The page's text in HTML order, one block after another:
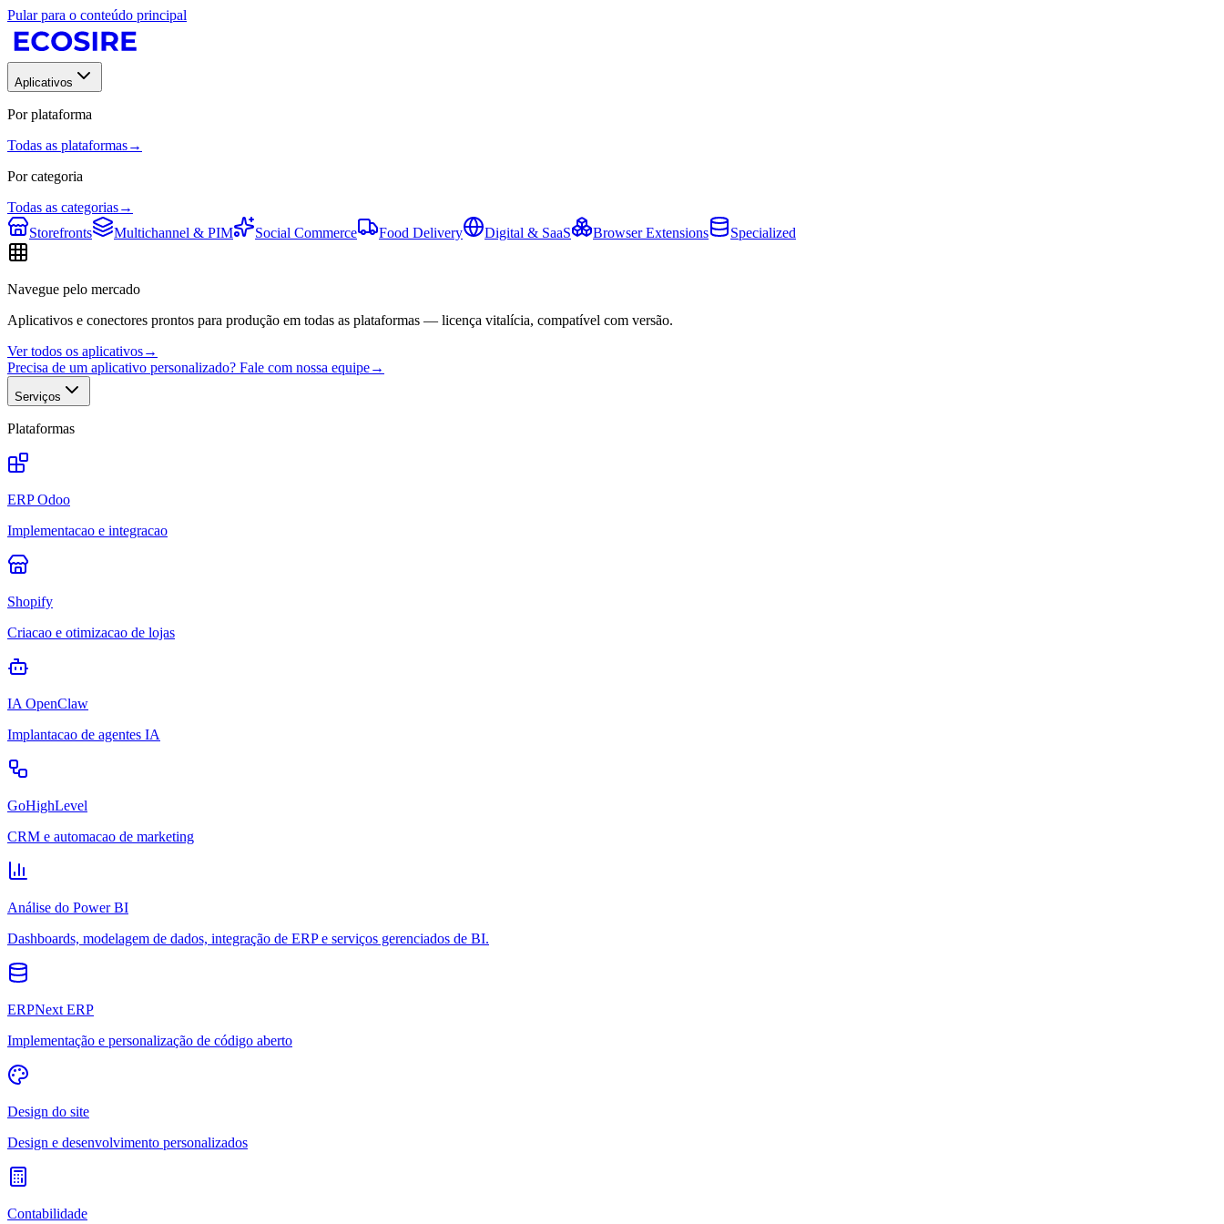
Pular para o conteúdo principal
Aplicativos
Por plataforma
Todas as plataformas→
Por categoria
Todas as categorias→
Storefronts
Multichannel & PIM Social Commerce Food Delivery Digital & SaaS Browser Extensions Specialized
Navegue pelo mercado
Aplicativos e conectores prontos para produção em todas as plataformas — licença vitalícia, compatível com versão.
Ver todos os aplicativos→
Precisa de um aplicativo personalizado? Fale com nossa equipe→
Serviços
Plataformas
ERP Odoo
Implementacao e integracao
Shopify
Criacao e otimizacao de lojas
IA OpenClaw
Implantacao de agentes IA
GoHighLevel
CRM e automacao de marketing
Análise do Power BI
Dashboards, modelagem de dados, integração de ERP e serviços gerenciados de BI.
ERPNext ERP
Implementação e personalização de código aberto
Design do site
Design e desenvolvimento personalizados
Contabilidade